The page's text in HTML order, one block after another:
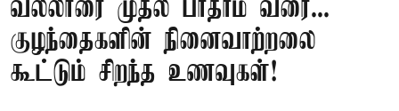
வல்லாரை முதல் பாதாம் வரை...
குழந்தைகளின் நினைவாற்றலை
கூட்டும் சிறந்த உணவுகள்!